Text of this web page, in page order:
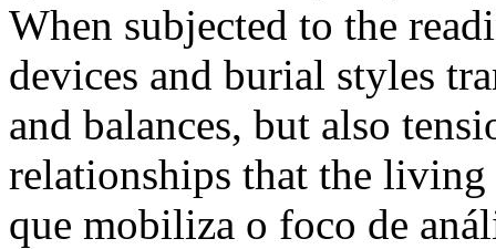
When subjected to the
devices and burial styles
and balances, but also
relationships that the
que mobiliza o foco de